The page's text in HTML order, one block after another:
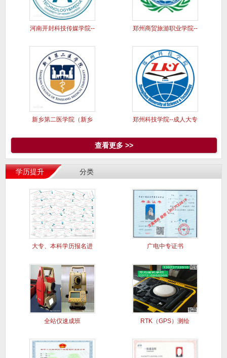
河南开封科技传媒学院-- 郑州商贸旅游职业学院--
新乡第二医学院（新乡 郑州科技学院--成人大专
查看更多 >>
学历提升 分类
大专、本科学历报名进 广电中专证书
全站仪速成班 RTK（GPS）测绘